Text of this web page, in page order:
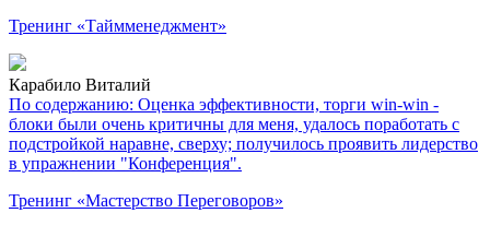
Тренинг «Таймменеджмент»
Карабило Виталий
По содержанию: Оценка эффективности, торги win-win -
блоки были очень критичны для меня, удалось поработать с
подстройкой наравне, сверху; получилось проявить лидерство
в упражнении "Конференция".
Тренинг «Мастерство Переговоров»